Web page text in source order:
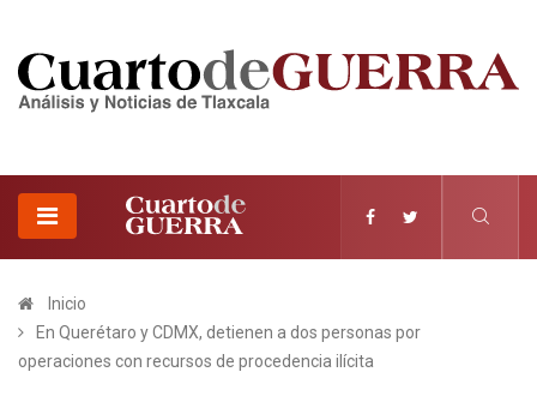
Inicio
En Querétaro y CDMX, detienen a dos personas por
operaciones con recursos de procedencia ilícita